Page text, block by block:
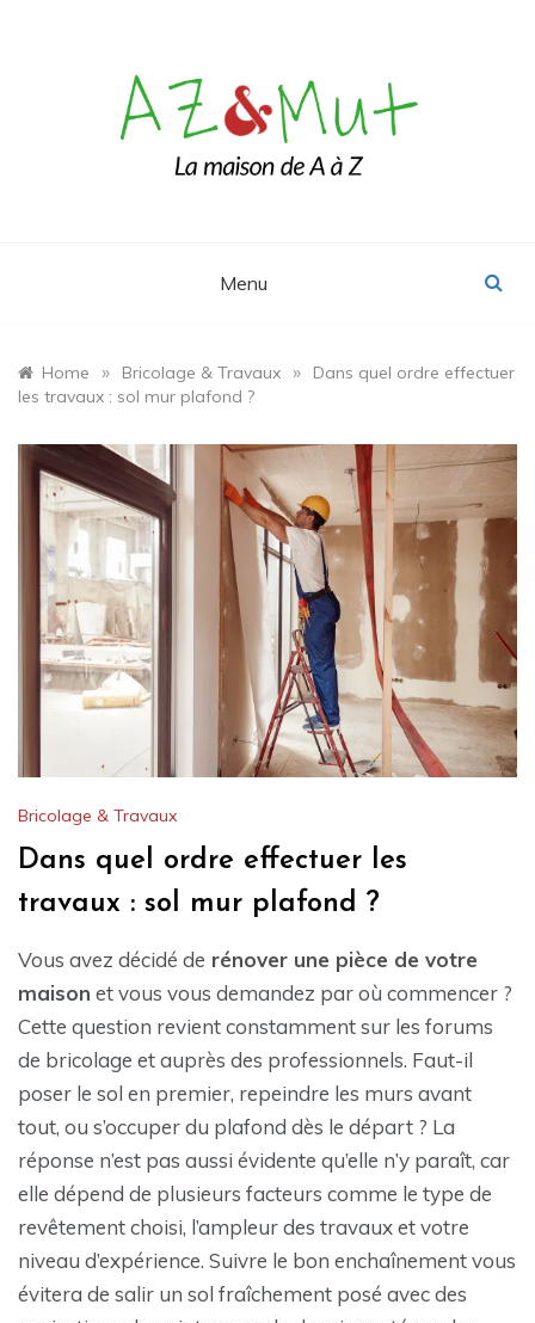
Menu
Home » Bricolage & Travaux »
Dans quel ordre effectuer
les travaux : sol mur plafond ?
Bricolage & Travaux
Dans quel ordre effectuer les
travaux : sol mur plafond ?
Vous avez décidé de rénover une pièce de votre
maison et vous vous demandez par où commencer ?
Cette question revient constamment sur les forums
de bricolage et auprès des professionnels. Faut-il
poser le sol en premier, repeindre les murs avant
tout, ou s’occuper du plafond dès le départ ? La
réponse n’est pas aussi évidente qu’elle n’y paraît, car
elle dépend de plusieurs facteurs comme le type de
revêtement choisi, l’ampleur des travaux et votre
niveau d’expérience. Suivre le bon enchaînement vous
évitera de salir un sol fraîchement posé avec des